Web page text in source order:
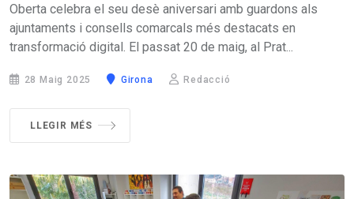
Oberta celebra el seu desè aniversari amb guardons als
ajuntaments i consells comarcals més destacats en
transformació digital. El passat 20 de maig, al Prat...
28 Maig 2025 Girona Redacció
LLEGIR MÉS